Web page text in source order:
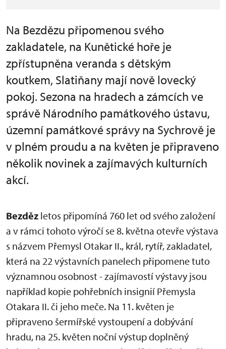
Na Bezdězu připomenou svého
zakladatele, na Kunětické hoře je
zpřístupněna veranda s dětským
koutkem, Slatiňany mají nově lovecký
pokoj. Sezona na hradech a zámcích ve
správě Národního památkového ústavu,
územní památkové správy na Sychrově je
v plném proudu a na květen je připraveno
několik novinek a zajímavých kulturních
akcí.
Bezděz letos připomíná 760 let od svého založení
a v rámci tohoto výročí se 8. května otevře výstava
s názvem Přemysl Otakar II., král, rytíř, zakladatel,
která na 22 výstavních panelech připomene tuto
významnou osobnost - zajímavostí výstavy jsou
například kopie pohřebních insignií Přemysla
Otakara II. či jeho meče. Na 11. květen je
připraveno šermířské vystoupení a dobývání
hradu, na 25. květen noční výstup doplněný